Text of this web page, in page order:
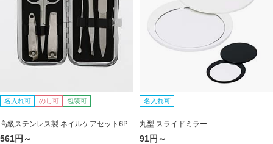
名入れ可 のし可 包装可
高級ステンレス製 ネイルケアセット6P
561円～
名入れ可
丸型 スライドミラー
91円～